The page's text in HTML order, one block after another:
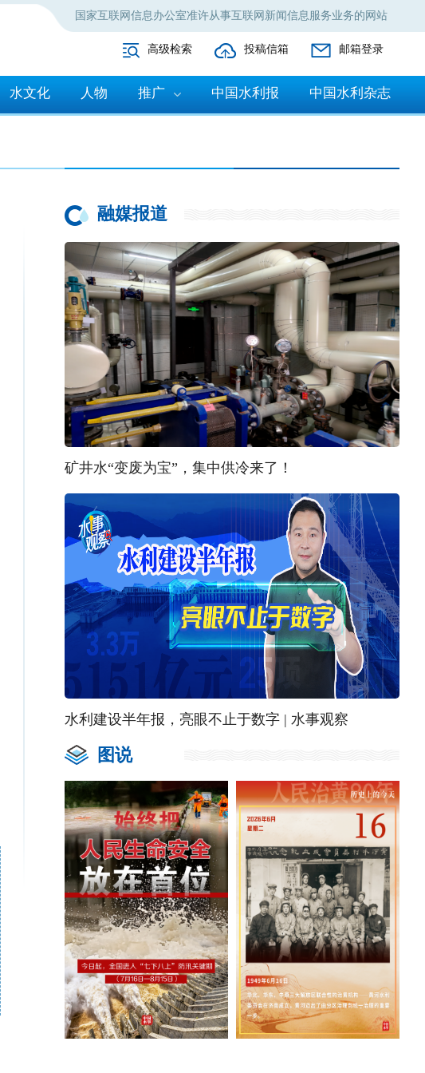
国家互联网信息办公室准许从事互联网新闻信息服务业务的网站
高级检索 投稿信箱 邮箱登录
水文化 人物 推广 中国水利报 中国水利杂志
融媒报道
矿井水“变废为宝”，集中供冷来了！
水利建设半年报，亮眼不止于数字 | 水事观察
图说